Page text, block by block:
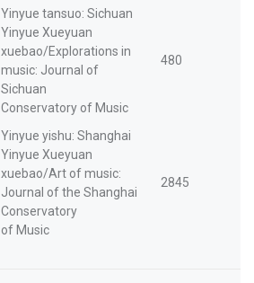
Yinyue tansuo: Sichuan
Yinyue Xueyuan
xuebao/Explorations in
music: Journal of
Sichuan
Conservatory of Music
480
Yinyue yishu: Shanghai
Yinyue Xueyuan
xuebao/Art of music:
Journal of the Shanghai
Conservatory
of Music
2845